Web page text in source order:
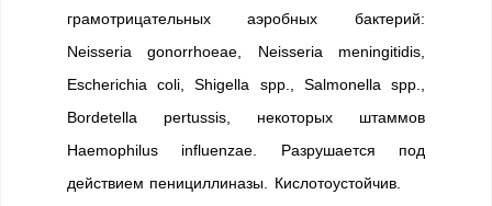
грамотрицательных аэробных бактерий:
Neisseria gonorrhoeae, Neisseria meningitidis,
Escherichia coli, Shigella spp., Salmonella spp.,
Bordetella pertussis, некоторых штаммов
Haemophilus influenzae. Разрушается под
действием пенициллиназы. Кислотоустойчив.